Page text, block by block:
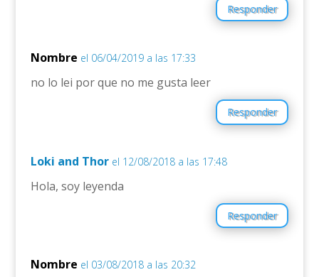
Responder
Nombre el 06/04/2019 a las 17:33
no lo lei por que no me gusta leer
Responder
Loki and Thor el 12/08/2018 a las 17:48
Hola, soy leyenda
Responder
Nombre el 03/08/2018 a las 20:32